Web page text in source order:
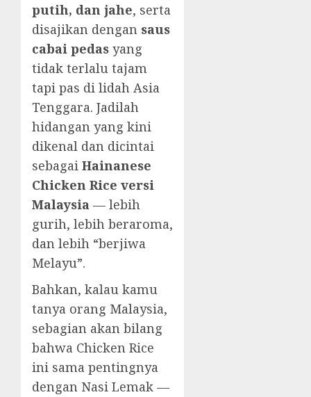
putih, dan jahe, serta
disajikan dengan saus
cabai pedas yang
tidak terlalu tajam
tapi pas di lidah Asia
Tenggara. Jadilah
hidangan yang kini
dikenal dan dicintai
sebagai Hainanese
Chicken Rice versi
Malaysia — lebih
gurih, lebih beraroma,
dan lebih “berjiwa
Melayu”.
Bahkan, kalau kamu
tanya orang Malaysia,
sebagian akan bilang
bahwa Chicken Rice
ini sama pentingnya
dengan Nasi Lemak —